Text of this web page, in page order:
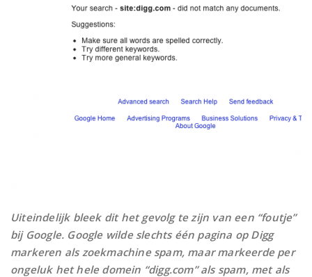
Uiteindelijk bleek dit het gevolg te zijn van een “foutje”
bij Google. Google wilde slechts één pagina op Digg
markeren als zoekmachine spam, maar markeerde per
ongeluk het hele domein “digg.com” als spam, met als